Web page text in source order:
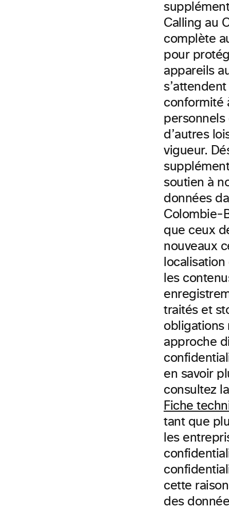
Calling au
complète
pour
appareils
conformité
personnels
d’autres
vigueur.
soutien à
données
Colombie-
que ceux
nouveaux
les
traités et
obligations
approche
en savoir
consultez la
Fiche
tant que
les
cette
des